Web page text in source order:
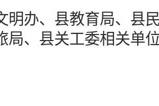
办、县教育局、县民
局、县关工委相关单